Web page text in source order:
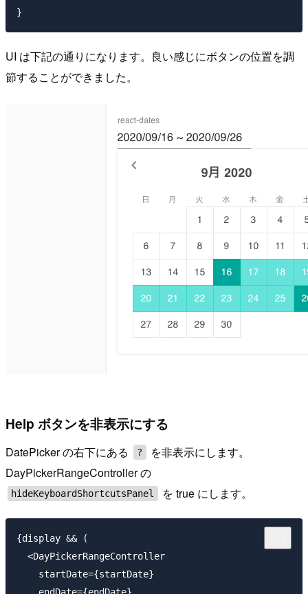
UI は下記の通りになります。良い感じにボタンの位置を調
節することができました。
Help ボタンを非表示にする
DatePicker の右下にある ?
を非表示にします。
DayPickerRangeController の
hideKeyboardShortcutsPanel を true にします。
{display && (
  <DayPickerRangeController
    startDate={startDate}